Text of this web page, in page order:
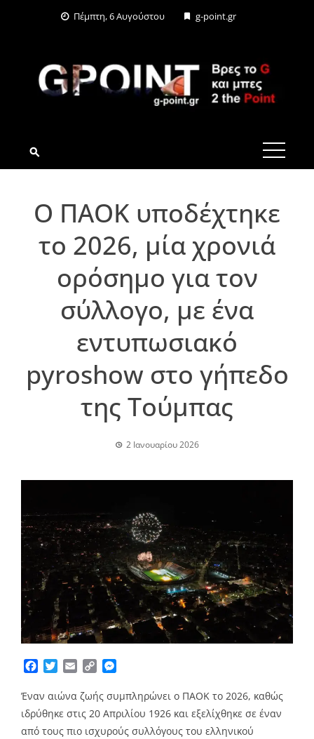
Πέμπτη, 6 Αυγούστου g-point.gr
G-POINT.GR
Ο ΠΑΟΚ υποδέχτηκε
το 2026, μία χρονιά
ορόσημο για τον
σύλλογο, με ένα
εντυπωσιακό
pyroshow στο γήπεδο
της Τούμπας
2 Ιανουαρίου 2026
Facebook
TwitterEmailCopy
Έναν αιώνα ζωής συμπληρώνει ο ΠΑΟΚ το 2026, καθώς
ιδρύθηκε στις 20 Απριλίου 1926 και εξελίχθηκε σε έναν
από τους πιο ισχυρούς συλλόγους του ελληνικού